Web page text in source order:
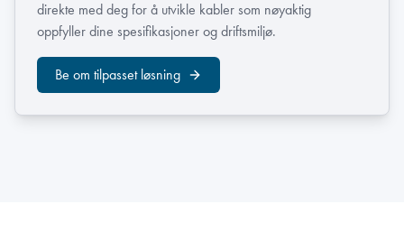
direkte med deg for å utvikle kabler som nøyaktig
oppfyller dine spesifikasjoner og driftsmiljø.
Be om tilpasset løsning